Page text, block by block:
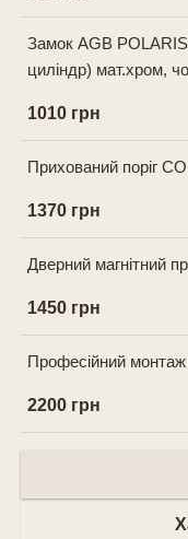
Замок AGB POLARIS
циліндр) мат.хром,
1010 грн
Прихований поріг
1370 грн
Дверний магнітний
1450 грн
Професійний монтаж
2200 грн